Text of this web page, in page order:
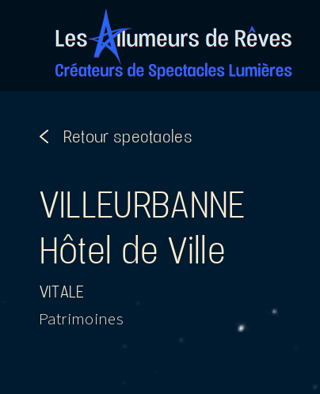
contenu
VILLEURBANNE
Hôtel de Ville
VITALE
Patrimoines